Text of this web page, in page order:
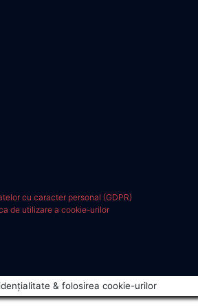
cu caracter personal (GDPR)
de utilizare a cookie-urilor
& folosirea cookie-urilor